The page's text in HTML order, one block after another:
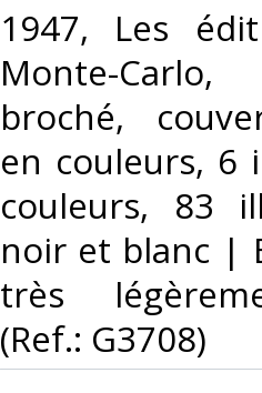
‎1947, Les
Monte-
broché,
en couleurs, 6
couleurs, 83
noir et blanc |
très
(Ref.: G3708)‎